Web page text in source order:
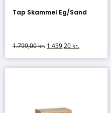
Tap Skammel Eg/Sand
1.799,00kr. 1.439,20 kr.